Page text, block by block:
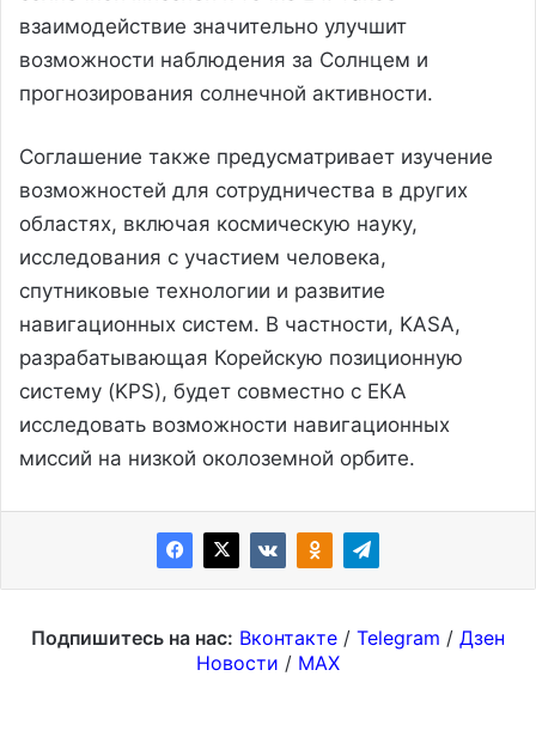
взаимодействие значительно улучшит
возможности наблюдения за Солнцем и
прогнозирования солнечной активности.
Соглашение также предусматривает изучение
возможностей для сотрудничества в других
областях, включая космическую науку,
исследования с участием человека,
спутниковые технологии и развитие
навигационных систем. В частности, KASA,
разрабатывающая Корейскую позиционную
систему (KPS), будет совместно с ЕКА
исследовать возможности навигационных
миссий на низкой околоземной орбите.
Подпишитесь на нас: Вконтакте / Telegram / Дзен
Новости / MAX